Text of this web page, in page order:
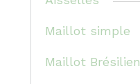
Maillot simple
Maillot Brésilien